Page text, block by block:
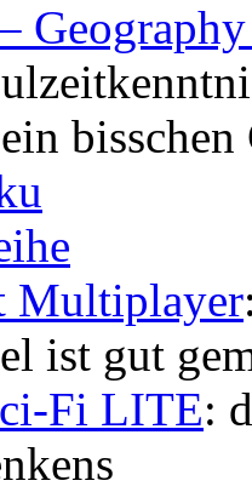
Multiplayer
ist gut
Fi LITE: